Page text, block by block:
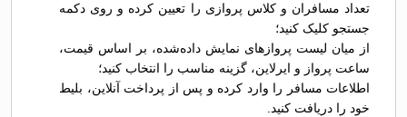
تعداد مسافران و کلاس پروازی را تعیین کرده و روی دکمه
جستجو کلیک کنید؛
از میان لیست پروازهای نمایش داده‌شده، بر اساس قیمت،
ساعت پرواز و ایرلاین، گزینه مناسب را انتخاب کنید؛
اطلاعات مسافر را وارد کرده و پس از پرداخت آنلاین، بلیط
خود را دریافت کنید.